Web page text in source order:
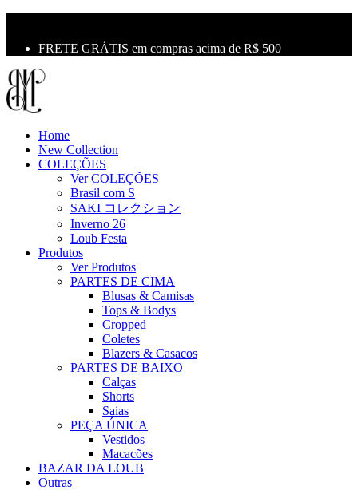
FRETE GRÁTIS em compras acima de R$ 500
Home
New Collection
COLEÇÕES
Ver COLEÇÕES
Brasil com S
SAKI コレクション
Inverno 26
Loub Festa
Produtos
Ver Produtos
PARTES DE CIMA
Blusas & Camisas
Tops & Bodys
Cropped
Coletes
Blazers & Casacos
PARTES DE BAIXO
Calças
Shorts
Saias
PEÇA ÚNICA
Vestidos
Macacões
BAZAR DA LOUB
Outras